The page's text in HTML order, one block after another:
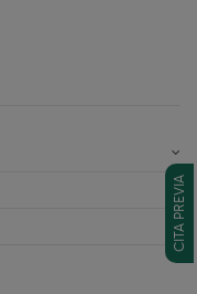
CITA PREVIA